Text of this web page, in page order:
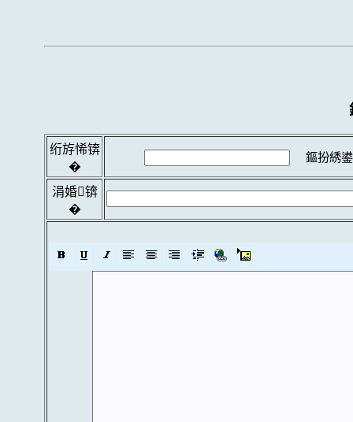
绗斿悕锛
�
鏂扮綉
涓婚锛
�